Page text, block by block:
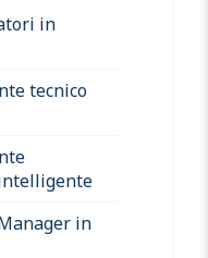
in
tecnico
in